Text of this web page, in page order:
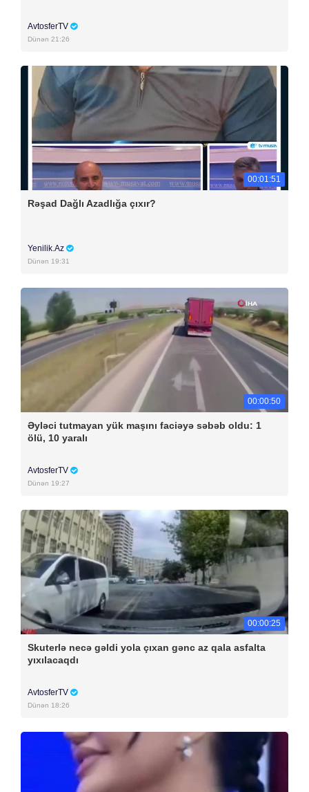
AvtosferTV
Dünən 21:26
00:01:51
Rəşad Dağlı Azadlığa çıxır?
Yenilik.Az
Dünən 19:31
00:00:50
Əyləci tutmayan yük maşını faciəyə səbəb oldu: 1
ölü, 10 yaralı
AvtosferTV
Dünən 19:27
00:00:25
Skuterlə necə gəldi yola çıxan gənc az qala asfalta
yıxılacaqdı
AvtosferTV
Dünən 18:26